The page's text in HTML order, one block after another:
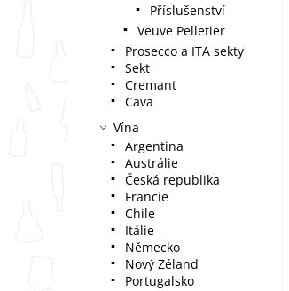
Příslušenství
Veuve Pelletier
Prosecco a ITA sekty
Sekt
Cremant
Cava
Vína
Argentina
Austrálie
Česká republika
Francie
Chile
Itálie
Německo
Nový Zéland
Portugalsko